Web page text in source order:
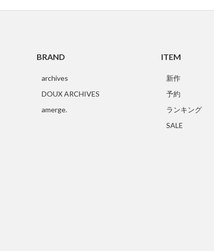
BRAND
archives
DOUX ARCHIVES
amerge.
ITEM
新作
予約
ランキング
SALE